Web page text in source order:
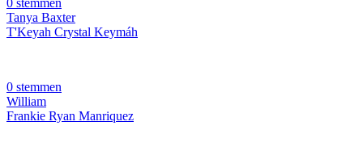
0 stemmen
Tanya Baxter
T'Keyah Crystal Keymáh
0 stemmen
William
Frankie Ryan Manriquez